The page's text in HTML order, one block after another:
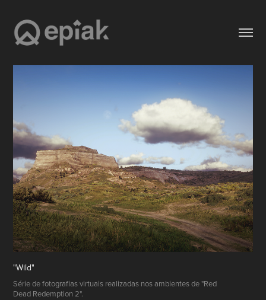
"Wild"
Série de fotografias virtuais realizadas nos ambientes de "Red
Dead Redemption 2".